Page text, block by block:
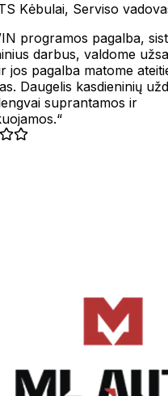
Kėbulai, Serviso
programos pagalba,
darbus, valdome
jos pagalba matome
Daugelis kasdieninių
suprantamos ir